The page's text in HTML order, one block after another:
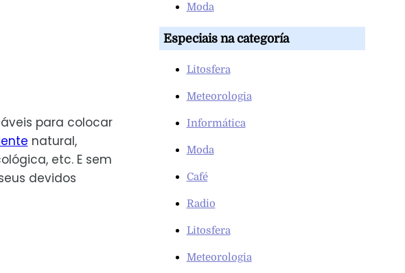
para colocar
natural,
etc. E sem
devidos
Moda
Especiais na categoría
Litosfera
Meteorologia
Informática
Moda
Café
Radio
Litosfera
Meteorologia